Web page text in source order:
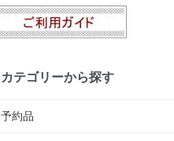
カテゴリーから探す
予約品